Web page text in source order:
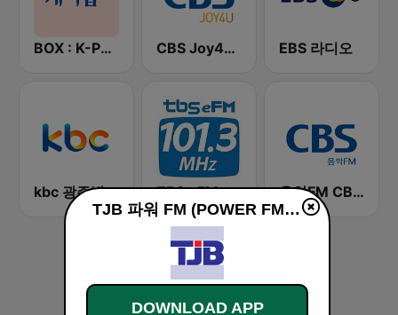
BOX : K-POP 케이팝 CBS Joy4U-CBS 라디오 EBS 라디오
kbc 광주방송 MyFM TBS eFM-교통방송 영어전문 라디오 음악FM CBS 라디오 (Music FM)
TJB 파워 FM (POWER FM) live
DOWNLOAD APP